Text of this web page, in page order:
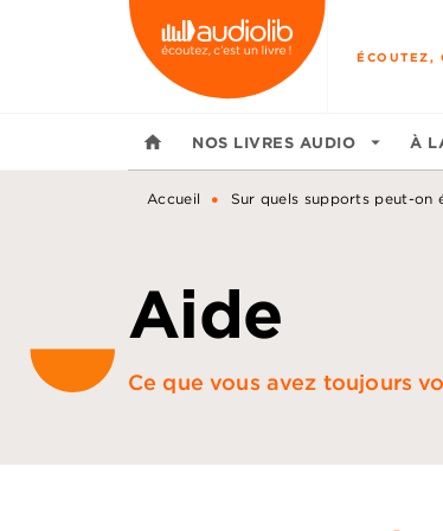
MENU RECHERCHE
ÉCOUTEZ,
home NOS LIVRES AUDIO arrow_drop_down À
Accueil • Sur quels supports peut-on
Aide
Ce que vous avez toujours